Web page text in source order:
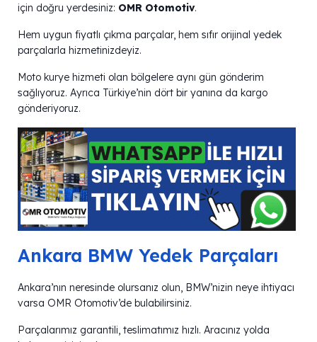
için doğru yerdesiniz: OMR Otomotiv.
Hem uygun fiyatlı çıkma parçalar, hem sıfır orijinal yedek
parçalarla hizmetinizdeyiz.
Moto kurye hizmeti olan bölgelere aynı gün gönderim
sağlıyoruz. Ayrıca Türkiye’nin dört bir yanına da kargo
gönderiyoruz.
Ankara BMW Yedek Parçaları
Ankara’nın neresinde olursanız olun, BMW’nizin neye ihtiyacı
varsa OMR Otomotiv’de bulabilirsiniz.
Parçalarımız garantili, teslimatımız hızlı. Aracınız yolda